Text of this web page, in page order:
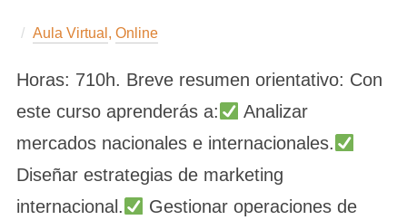
Aula Virtual , Online
Horas: 710h. Breve resumen orientativo: Con
este curso aprenderás a:
Analizar
mercados nacionales e internacionales.
Diseñar estrategias de marketing
internacional.
Gestionar operaciones de